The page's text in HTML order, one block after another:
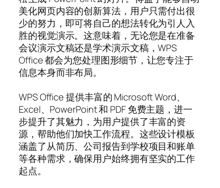
美化网页内容的创新算法，用户只需付出很
少的努力，即可将自己的想法转化为引人入
胜的视觉演示。这意味着，无论您是在准备
会议演示文稿还是学术演示文稿，WPS
Office 都会为您处理图形细节，让您专注于
信息本身而非布局。
WPS Office 提供丰富的 Microsoft Word、
Excel、PowerPoint 和 PDF 免费主题，进一
步提升了其魅力，为用户提供了丰富的资
源，帮助他们加快工作流程。这些设计模板
涵盖了从简历、公司报告到学校项目和账单
等各种需求，确保用户始终拥有坚实的工作
起点。